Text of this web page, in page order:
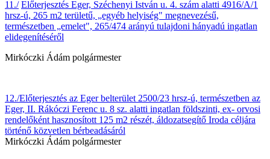
11./ Előterjesztés Eger, Széchenyi István u. 4. szám alatti 4916/A/1
hrsz-ú, 265 m2 területű, „egyéb helyiség" megnevezésű,
természetben „emelet", 265/474 arányú tulajdoni hányadú ingatlan
elidegenítéséről
Mirkóczki Ádám polgármester
12./Előterjesztés az Eger belterület 2500/23 hrsz-ú, természetben az
Eger, II. Rákóczi Ferenc u. 8 sz. alatti ingatlan földszinti, ex- orvosi
rendelőként hasznosított 125 m2 részét, áldozatsegítő Iroda céljára
történő közvetlen bérbeadásáról
Mirkóczki Ádám polgármester